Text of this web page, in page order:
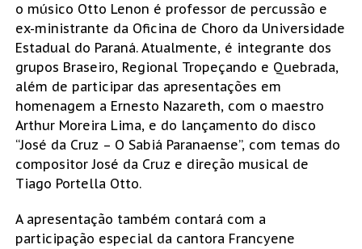
o músico Otto Lenon é professor de percussão e
ex-ministrante da Oficina de Choro da Universidade
Estadual do Paraná. Atualmente, é integrante dos
grupos Braseiro, Regional Tropeçando e Quebrada,
além de participar das apresentações em
homenagem a Ernesto Nazareth, com o maestro
Arthur Moreira Lima, e do lançamento do disco
“José da Cruz – O Sabiá Paranaense”, com temas do
compositor José da Cruz e direção musical de
Tiago Portella Otto.
A apresentação também contará com a
participação especial da cantora Francyene